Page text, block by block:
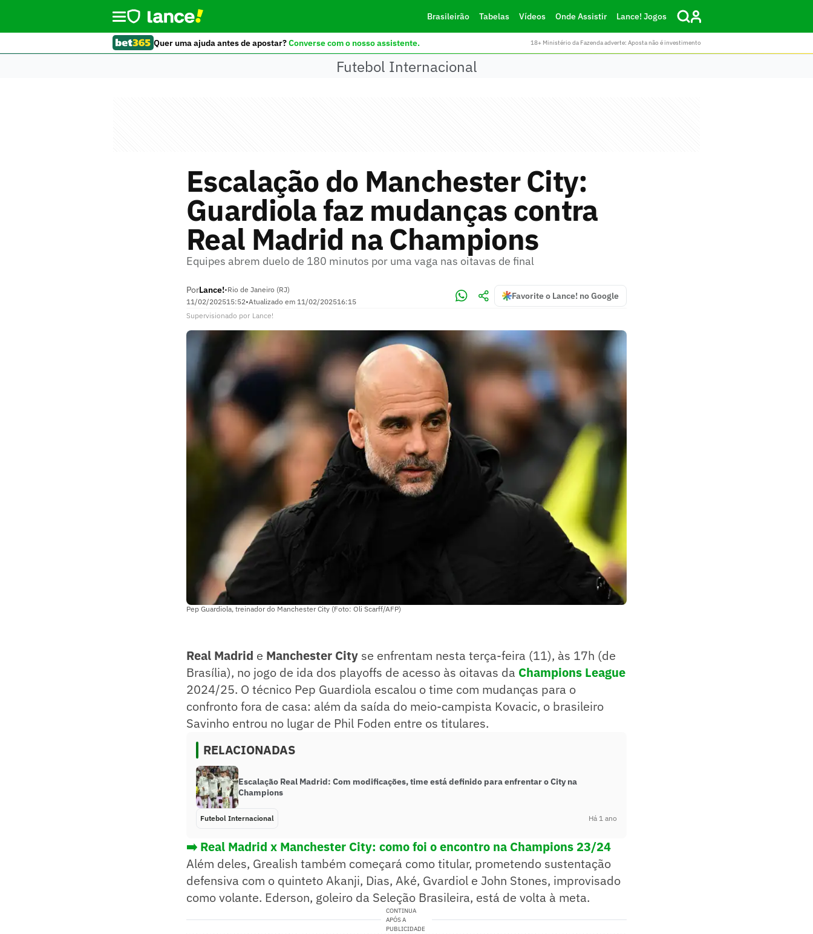
Brasileirão Tabelas Vídeos Onde Assistir Lance! Jogos
Quer uma ajuda antes de apostar?Converse com o nosso assistente. 18+ Ministério da Fazenda adverte: Aposta não é investimento
Futebol Internacional
Escalação do Manchester City:
Guardiola faz mudanças contra
Real Madrid na Champions
Equipes abrem duelo de 180 minutos por uma vaga nas oitavas de final
PorLance!•Rio de Janeiro (RJ)
11/02/202515:52•Atualizado em 11/02/202516:15
Favorite o Lance! no Google
Supervisionado por Lance!
Pep Guardiola, treinador do Manchester City (Foto: Oli Scarff/AFP)
Real Madrid e Manchester City se enfrentam nesta terça-feira (11), às 17h (de
Brasília), no jogo de ida dos playoffs de acesso às oitavas da Champions League
2024/25. O técnico Pep Guardiola escalou o time com mudanças para o
confronto fora de casa: além da saída do meio-campista Kovacic, o brasileiro
Savinho entrou no lugar de Phil Foden entre os titulares.
RELACIONADAS
Escalação Real Madrid: Com modificações, time está definido para enfrentar o City na
Champions
Futebol Internacional Há 1 ano
➡️ Real Madrid x Manchester City: como foi o encontro na Champions 23/24
Além deles, Grealish também começará como titular, prometendo sustentação
defensiva com o quinteto Akanji, Dias, Aké, Gvardiol e John Stones, improvisado
como volante. Ederson, goleiro da Seleção Brasileira, está de volta à meta.
CONTINUA
APÓS A
PUBLICIDADE